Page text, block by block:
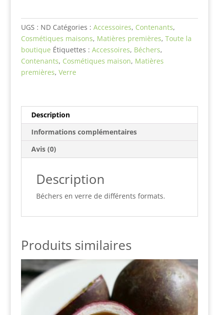
UGS : ND Catégories : Accessoires, Contenants,
Cosmétiques maisons, Matières premières, Toute la
boutique Étiquettes : Accessoires, Béchers,
Contenants, Cosmétiques maison, Matières
premières, Verre
Description
Informations complémentaires
Avis (0)
Description
Béchers en verre de différents formats.
Produits similaires